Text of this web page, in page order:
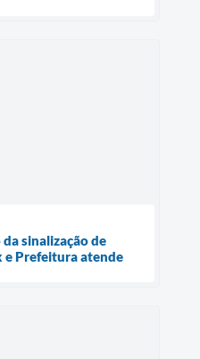
sinalização de
e Prefeitura atende